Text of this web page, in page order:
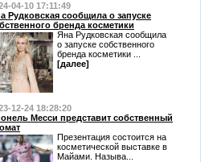
04-10 17:11:49
Рудковская сообщила о запуске
бренда косметики
Яна Рудковская сообщила
о запуске собственного
бренда косметики ...
[далее]
12-24 18:28:20
Месси представит собственный
Презентация состоится на
косметической выставке в
Майами. Называ...